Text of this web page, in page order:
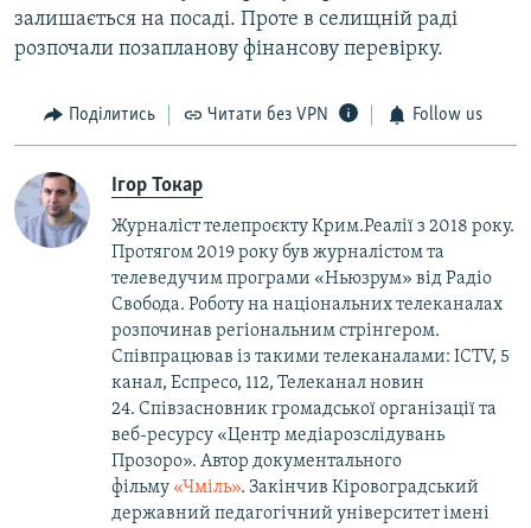
залишається на посаді. Проте в селищній раді
розпочали позапланову фінансову перевірку.
Поділитись Читати без VPN Follow us
Ігор Токар
Журналіст телепроєкту Крим.Реалії з 2018 року.
Протягом 2019 року був журналістом та
телеведучим програми «Ньюзрум» від Радіо
Свобода. Роботу на національних телеканалах
розпочинав регіональним стрінгером.
Співпрацював із такими телеканалами: ICTV, 5
канал, Еспресо, 112, Телеканал новин
24. Співзасновник громадської організації та
веб-ресурсу «Центр медіарозслідувань
Прозоро». Автор документального
фільму «Чміль». Закінчив Кіровоградський
державний педагогічний університет імені